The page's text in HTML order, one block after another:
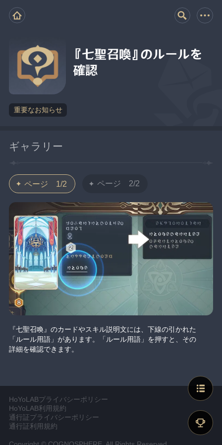
『七聖召喚』のルールを
確認
重要なお知らせ
ギャラリー
ページ 1/2 ページ 2/2
『七聖召喚』のカードやスキル説明文には、下線の引かれた
「ルール用語」があります。「ルール用語」を押すと、その
詳細を確認できます。
HoYoLABプライバシーポリシー
HoYoLAB利用規約
通行証プライバシーポリシー
通行証利用規約